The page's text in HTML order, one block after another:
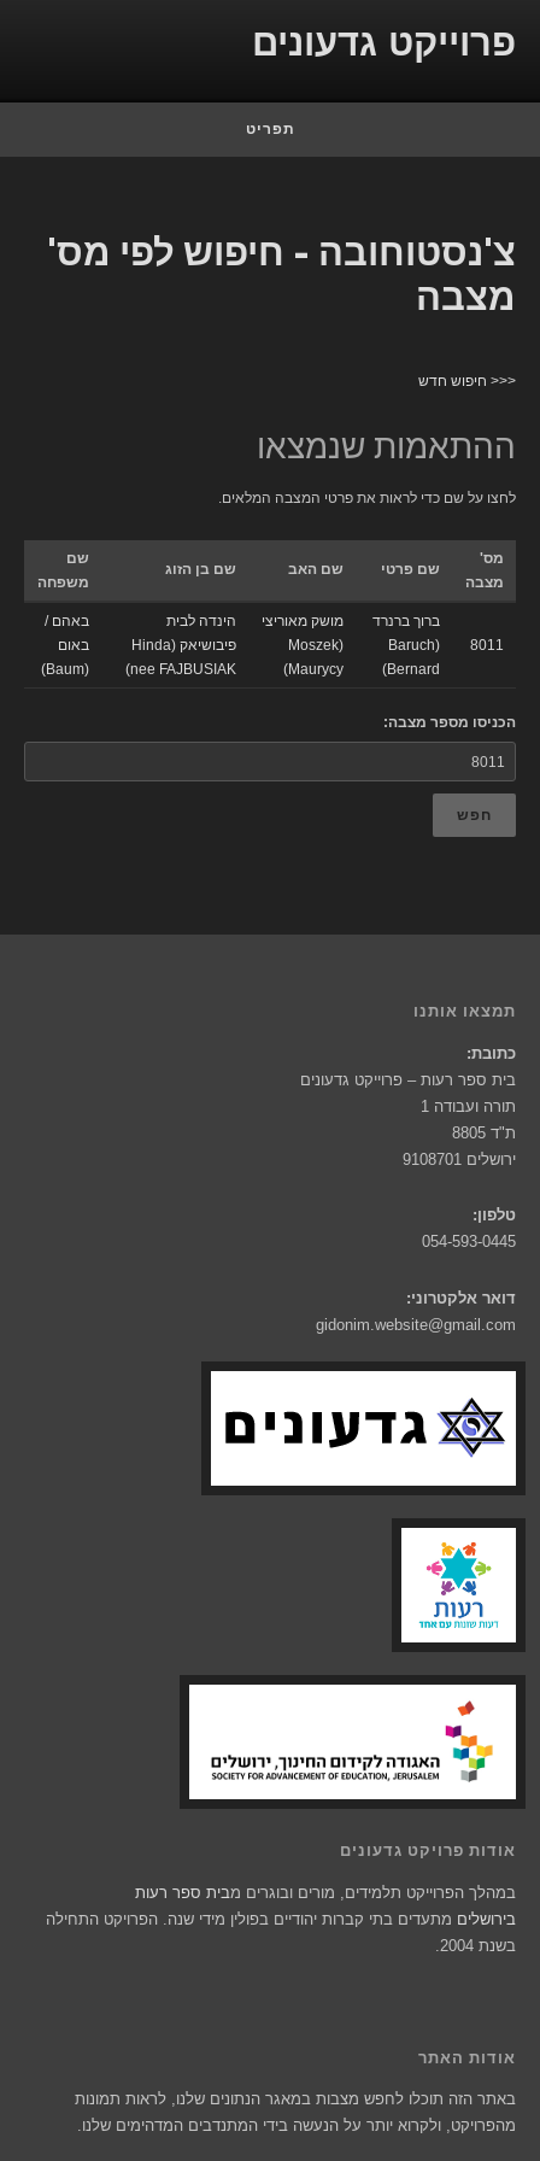
פרוייקט גדעונים
תפריט
צ'נסטוחובה - חיפוש לפי מס'
מצבה
<<< חיפוש חדש
ההתאמות שנמצאו
לחצו על שם כדי לראות את פרטי המצבה המלאים.
מס'
מצבה
שם פרטי שם האב שם בן הזוג
שם
משפחה
8011
ברוך ברנרד
(Baruch
Bernard)
מושק מאוריצי
(Moszek
Maurycy)
הינדה לבית
פיבושיאק (Hinda
nee FAJBUSIAK)
באהם /
באום
(Baum)
הכניסו מספר מצבה:
חפש
תמצאו אותנו
כתובת:
בית ספר רעות – פרוייקט גדעונים
תורה ועבודה 1
ת"ד 8805
ירושלים 9108701
טלפון:
054-593-0445
דואר אלקטרוני:
gidonim.website@gmail.com
אודות פרויקט גדעונים
במהלך הפרוייקט תלמידים, מורים ובוגרים מבית ספר רעות
בירושלים מתעדים בתי קברות יהודיים בפולין מידי שנה. הפרויקט התחילה
בשנת 2004.
אודות האתר
באתר הזה תוכלו לחפש מצבות במאגר הנתונים שלנו, לראות תמונות
מהפרויקט, ולקרוא יותר על הנעשה בידי המתנדבים המדהימים שלנו.